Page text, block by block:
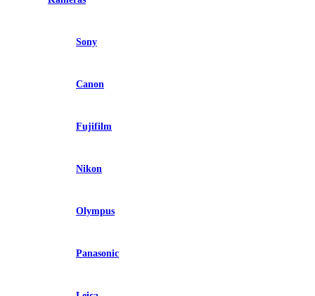
Sony
Canon
Fujifilm
Nikon
Olympus
Panasonic